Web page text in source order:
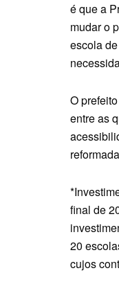
é que a
mudar o
escola
O
entre as
final de
20
cujos